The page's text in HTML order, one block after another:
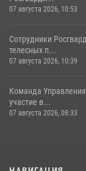
07 августа 2026, 10:53
Сотрудники
телесных п...
07 августа 2026, 10:39
Команда
участие в...
07 августа 2026, 08:33